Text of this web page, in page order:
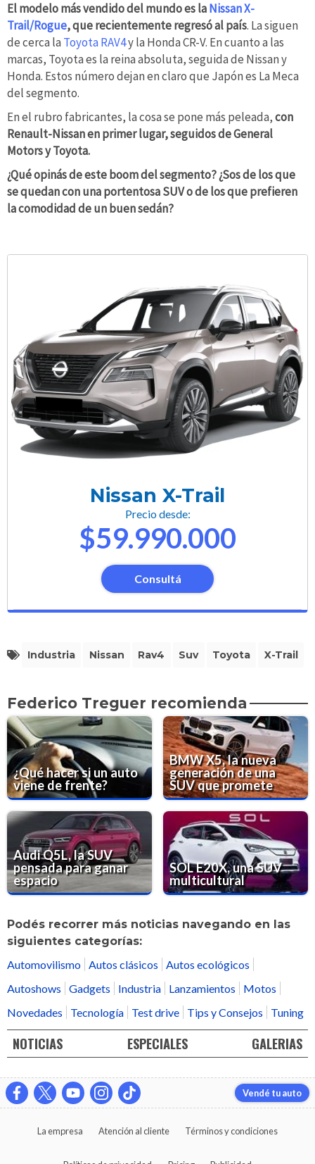
El modelo más vendido del mundo es laNissan X-
Trail/Rogue, que recientemente regresó al país. La siguen
de cerca la Toyota RAV4y la Honda CR-V. En cuanto a las
marcas, Toyota es la reina absoluta, seguida de Nissan y
Honda. Estos número dejan en claro que Japón es La Meca
del segmento.
En el rubro fabricantes, la cosa se pone más peleada,con
Renault-Nissan en primer lugar, seguidos de General
Motors y Toyota.
¿Qué opinás de este boom del segmento? ¿Sos de los que
se quedan con una portentosa SUV o de los que prefieren
la comodidad de un buen sedán?
Nissan X-Trail
Precio desde:
$59.990.000
Consultá
Industria Nissan Rav4 Suv Toyota X-Trail
Federico Treguer recomienda
¿Qué hacer si un auto
viene de frente?
BMW X5, la nueva
generación de una
SUV que promete
Audi Q5L, la SUV
pensada para ganar
espacio
SOL E20X, una SUV
multicultural
Podés recorrer más noticias navegando en las
siguientes categorías:
Automovilismo Autos clásicos
Autos ecológicos
Autoshows
Gadgets Industria Lanzamientos
Motos
Novedades
Tecnología Test drive Tips y Consejos Tuning
NOTICIAS ESPECIALES GALERIAS
Vendé tu auto
La empresa Atención al cliente Términos y condiciones